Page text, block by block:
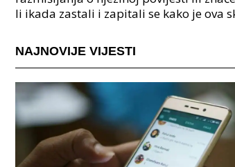
li ikada zastali i zapitali se kako je ova
NAJNOVIJE VIJESTI